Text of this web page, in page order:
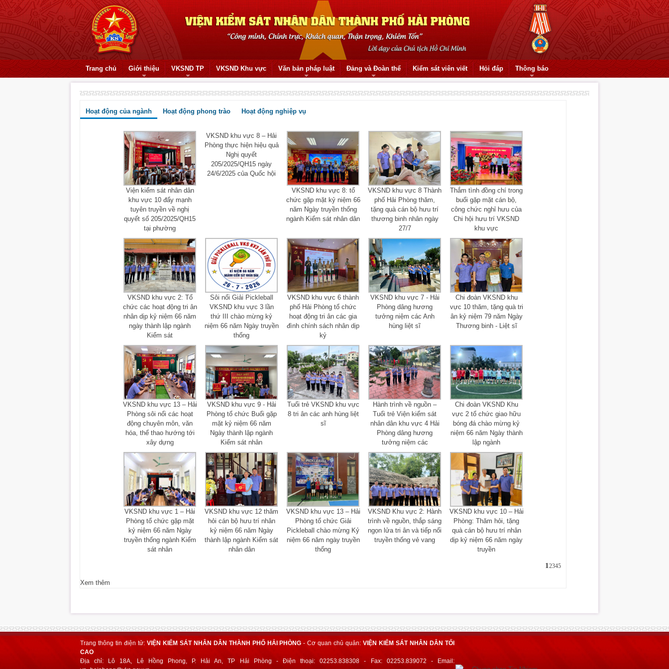
Trang chủ Giới thiệu VKSND TP VKSND Khu vực Văn bản pháp luật Đảng và Đoàn thể Kiểm sát viên viết Hỏi đáp Thông báo
Hoạt động của ngành Hoạt động phong trào Hoạt động nghiệp vụ
Viện kiểm sát nhân dân
khu vực 10 đẩy mạnh
tuyên truyền về nghị
quyết số 205/2025/QH15
tại phường
VKSND khu vực 8 – Hải
Phòng thực hiện hiệu quả
Nghị quyết
205/2025/QH15 ngày
24/6/2025 của Quốc hội
VKSND khu vực 8: tổ
chức gặp mặt kỷ niệm 66
năm Ngày truyền thống
ngành Kiểm sát nhân dân
VKSND khu vực 8 Thành
phố Hải Phòng thăm,
tặng quà cán bộ hưu trí
thương binh nhân ngày
27/7
Thắm tình đồng chí trong
buổi gặp mặt cán bộ,
công chức nghỉ hưu của
Chi hội hưu trí VKSND
khu vực
VKSND khu vực 2: Tổ
chức các hoạt động tri ân
nhân dịp kỷ niệm 66 năm
ngày thành lập ngành
Kiểm sát
Sôi nổi Giải Pickleball
VKSND khu vực 3 lần
thứ III chào mừng kỷ
niệm 66 năm Ngày truyền
thống
VKSND khu vực 6 thành
phố Hải Phòng tổ chức
hoạt động tri ân các gia
đình chính sách nhân dịp
kỷ
VKSND khu vực 7 - Hải
Phòng dâng hương
tưởng niệm các Anh
hùng liệt sĩ
Chi đoàn VKSND khu
vực 10 thăm, tặng quà tri
ân kỷ niệm 79 năm Ngày
Thương binh - Liệt sĩ
VKSND khu vực 13 – Hải
Phòng sôi nổi các hoạt
động chuyên môn, văn
hóa, thể thao hướng tới
xây dựng
VKSND khu vực 9 - Hải
Phòng tổ chức Buổi gặp
mặt kỷ niệm 66 năm
Ngày thành lập ngành
Kiểm sát nhân
Tuổi trẻ VKSND khu vực
8 tri ân các anh hùng liệt
sĩ
Hành trình về nguồn –
Tuổi trẻ Viện kiểm sát
nhân dân khu vực 4 Hải
Phòng dâng hương
tưởng niệm các
Chi đoàn VKSND Khu
vực 2 tổ chức giao hữu
bóng đá chào mừng kỷ
niệm 66 năm Ngày thành
lập ngành
VKSND khu vực 1 – Hải
Phòng tổ chức gặp mặt
kỷ niệm 66 năm Ngày
truyền thống ngành Kiểm
sát nhân
VKSND khu vực 12 thăm
hỏi cán bộ hưu trí nhân
kỷ niệm 66 năm Ngày
thành lập ngành Kiểm sát
nhân dân
VKSND khu vực 13 – Hải
Phòng tổ chức Giải
Pickleball chào mừng Kỷ
niệm 66 năm ngày truyền
thống
VKSND Khu vực 2: Hành
trình về nguồn, thắp sáng
ngọn lửa tri ân và tiếp nối
truyền thống vẻ vang
VKSND khu vực 10 – Hải
Phòng: Thăm hỏi, tặng
quà cán bộ hưu trí nhân
dịp kỷ niệm 66 năm ngày
truyền
1 2345
Xem thêm
Trang thông tin điện tử: VIỆN KIỂM SÁT NHÂN DÂN THÀNH PHỐ HẢI PHÒNG - Cơ quan chủ quản:VIỆN KIỂM SÁT NHÂN DÂN TỐI
CAO
Địa chỉ: Lô 18A, Lê Hồng Phong, P. Hải An, TP Hải Phòng - Điện thoại: 02253.838308 - Fax: 02253.839072 - Email: